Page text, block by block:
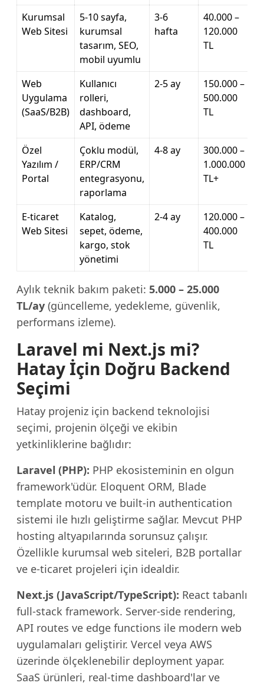
Kurumsal
Web Sitesi
5-10 sayfa,
kurumsal
tasarım, SEO,
mobil uyumlu
3-6
hafta
40.000 –
120.000
TL
Web
Uygulama
(SaaS/B2B)
Kullanıcı
rolleri,
dashboard,
API, ödeme
2-5 ay
150.000 –
500.000
TL
Özel
Yazılım /
Portal
Çoklu modül,
ERP/CRM
entegrasyonu,
raporlama
4-8 ay
300.000 –
1.000.000
TL+
E-ticaret
Web Sitesi
Katalog,
sepet, ödeme,
kargo, stok
yönetimi
2-4 ay
120.000 –
400.000
TL
Aylık teknik bakım paketi: 5.000 – 25.000
TL/ay (güncelleme, yedekleme, güvenlik,
performans izleme).
Laravel mi Next.js mi?
Hatay İçin Doğru Backend
Seçimi
Hatay projeniz için backend teknolojisi
seçimi, projenin ölçeği ve ekibin
yetkinliklerine bağlıdır:
Laravel (PHP): PHP ekosisteminin en olgun
framework'üdür. Eloquent ORM, Blade
template motoru ve built-in authentication
sistemi ile hızlı geliştirme sağlar. Mevcut PHP
hosting altyapılarında sorunsuz çalışır.
Özellikle kurumsal web siteleri, B2B portallar
ve e-ticaret projeleri için idealdir.
Next.js (JavaScript/TypeScript): React tabanlı
full-stack framework. Server-side rendering,
API routes ve edge functions ile modern web
uygulamaları geliştirir. Vercel veya AWS
üzerinde ölçeklenebilir deployment yapar.
SaaS ürünleri, real-time dashboard'lar ve